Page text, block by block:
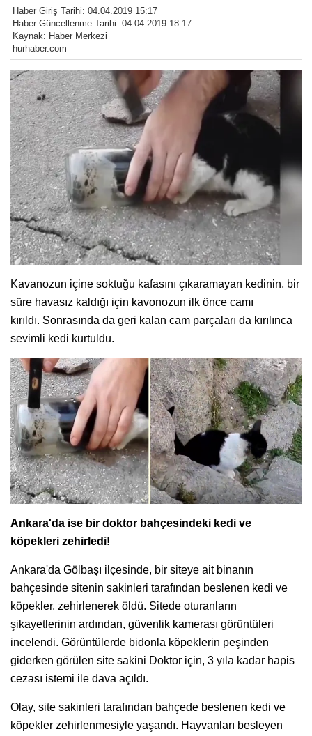
Haber Giriş Tarihi: 04.04.2019 15:17
Haber Güncellenme Tarihi: 04.04.2019 18:17
Kaynak: Haber Merkezi
hurhaber.com
Kavanozun içine soktuğu kafasını çıkaramayan kedinin, bir
süre havasız kaldığı için kavonozun ilk önce camı
kırıldı. Sonrasında da geri kalan cam parçaları da kırılınca
sevimli kedi kurtuldu.
Ankara'da ise bir doktor bahçesindeki kedi ve
köpekleri zehirledi!
Ankara'da Gölbaşı ilçesinde, bir siteye ait binanın
bahçesinde sitenin sakinleri tarafından beslenen kedi ve
köpekler, zehirlenerek öldü. Sitede oturanların
şikayetlerinin ardından, güvenlik kamerası görüntüleri
incelendi. Görüntülerde bidonla köpeklerin peşinden
giderken görülen site sakini Doktor için, 3 yıla kadar hapis
cezası istemi ile dava açıldı.
Olay, site sakinleri tarafından bahçede beslenen kedi ve
köpekler zehirlenmesiyle yaşandı. Hayvanları besleyen